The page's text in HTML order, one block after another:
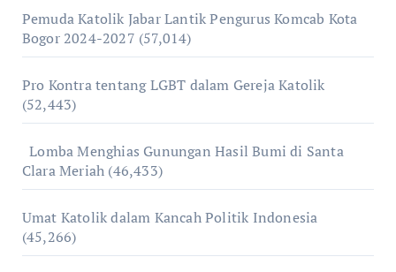
Pemuda Katolik Jabar Lantik Pengurus Komcab Kota
Bogor 2024-2027 (57,014)
Pro Kontra tentang LGBT dalam Gereja Katolik
(52,443)
Lomba Menghias Gunungan Hasil Bumi di Santa
Clara Meriah (46,433)
Umat Katolik dalam Kancah Politik Indonesia
(45,266)